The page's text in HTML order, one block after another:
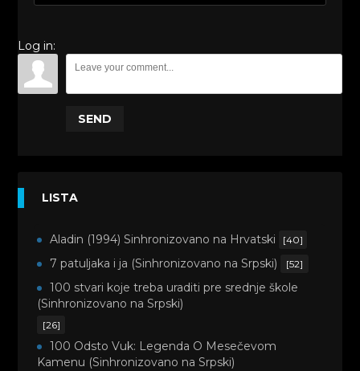
Log in:
SEND
LISTA
Aladin (1994) Sinhronizovano na Hrvatski [40]
7 patuljaka i ja (Sinhronizovano na Srpski) [52]
100 stvari koje treba uraditi pre srednje škole
(Sinhronizovano na Srpski)
[26]
100 Odsto Vuk: Legenda O Mesečevom
Kamenu (Sinhronizovano na Srpski)